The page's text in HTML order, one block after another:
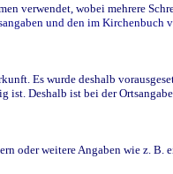
verwendet, wobei mehrere
und den im Kirchenbuch
Es wurde deshalb
Deshalb ist bei der
oder weitere Angaben wie z. B.